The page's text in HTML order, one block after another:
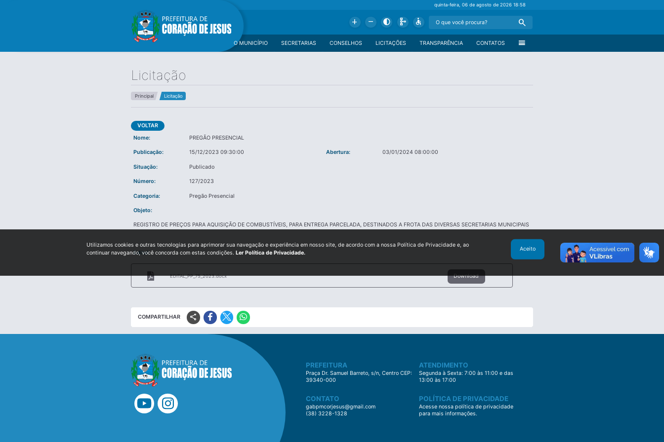
quinta-feira, 06 de agosto de 202618:58
Add Remove Contrast Schema Accessible Search
menu
CONTATOS
TRANSPARÊNCIA
LICITAÇÕES
CONSELHOS
SECRETARIAS
O MUNICÍPIO
Licitação
Principal Licitação
VOLTAR
Nome:
PREGÃO PRESENCIAL
Publicação: 15/12/2023 09:30:00 Abertura: 03/01/2024 08:00:00
Situação: Publicado
Número: 127/2023
Categoria: Pregão Presencial
Objeto:
REGISTRO DE PREÇOS PARA AQUISIÇÃO DE COMBUSTÍVEIS, PARA ENTREGA PARCELADA, DESTINADOS A FROTA DAS DIVERSAS SECRETARIAS MUNICIPAIS
Edital:
EDITAL_PP_75_2023.docx Download
COMPARTILHAR share
PREFEITURA
Praça Dr. Samuel Barreto, s/n, Centro CEP:
39340-000
ATENDIMENTO
Segunda à Sexta: 7:00 às 11:00 e das
13:00 às 17:00
CONTATO
gabpmcorjesus@gmail.com
(38) 3228-1328
POLÍTICA DE PRIVACIDADE
Acesse nossa política de privacidade
para mais informações.
Utilizamos cookies e outras tecnologias para aprimorar sua navegação e experiência em nosso site, de acordo com a nossa Política de Privacidade e, ao
continuar navegando, você concorda com estas condições. Ler Política de Privacidade.
Aceito